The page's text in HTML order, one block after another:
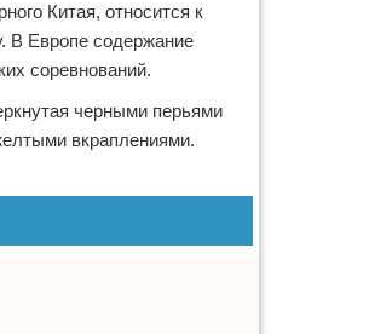
Китая, относится к
В Европе содержание
соревнований.
черными перьями
вкраплениями.